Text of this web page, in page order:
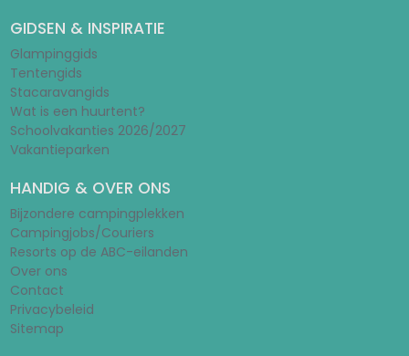
GIDSEN & INSPIRATIE
Glampinggids
Tentengids
Stacaravangids
Wat is een huurtent?
Schoolvakanties 2026/2027
Vakantieparken
HANDIG & OVER ONS
Bijzondere campingplekken
Campingjobs/Couriers
Resorts op de ABC-eilanden
Over ons
Contact
Privacybeleid
Sitemap